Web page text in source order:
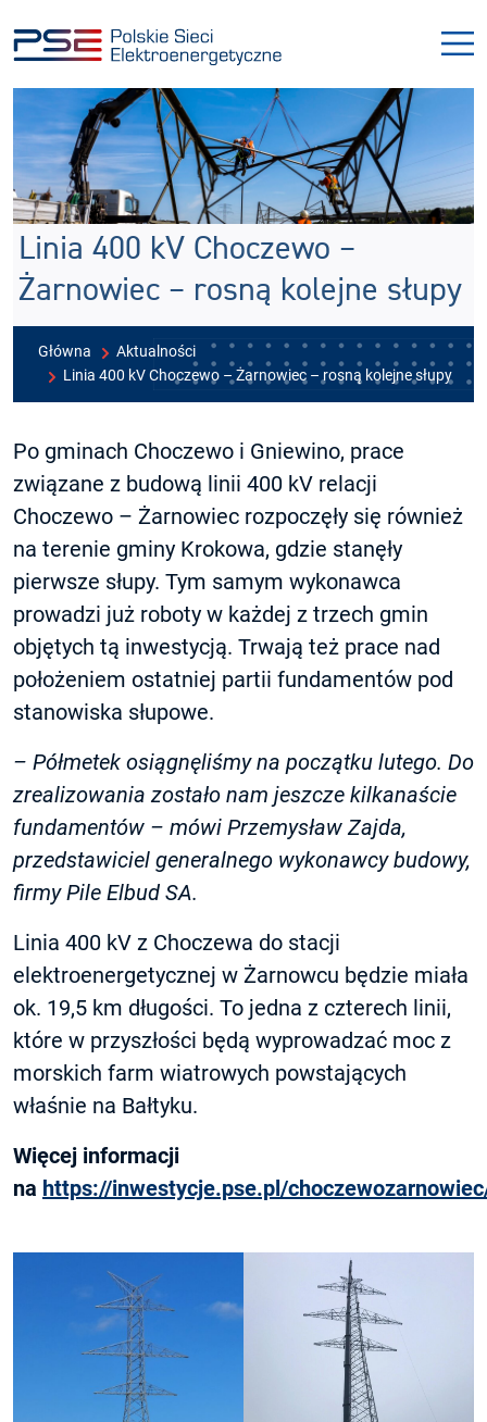
do
menu
do
treści
Linia 400 kV Choczewo –
Żarnowiec – rosną kolejne słupy
Główna
Aktualności
Linia 400 kV Choczewo – Żarnowiec – rosną kolejne słupy
Po gminach Choczewo i Gniewino, prace
związane z budową linii 400 kV relacji
Choczewo – Żarnowiec rozpoczęły się również
na terenie gminy Krokowa, gdzie stanęły
pierwsze słupy. Tym samym wykonawca
prowadzi już roboty w każdej z trzech gmin
objętych tą inwestycją. Trwają też prace nad
położeniem ostatniej partii fundamentów pod
stanowiska słupowe.
– Półmetek osiągnęliśmy na początku lutego. Do
zrealizowania zostało nam jeszcze kilkanaście
fundamentów – mówi Przemysław Zajda,
przedstawiciel generalnego wykonawcy budowy,
firmy Pile Elbud SA.
Linia 400 kV z Choczewa do stacji
elektroenergetycznej w Żarnowcu będzie miała
ok. 19,5 km długości. To jedna z czterech linii,
które w przyszłości będą wyprowadzać moc z
morskich farm wiatrowych powstających
właśnie na Bałtyku.
Więcej informacji
na https://inwestycje.pse.pl/